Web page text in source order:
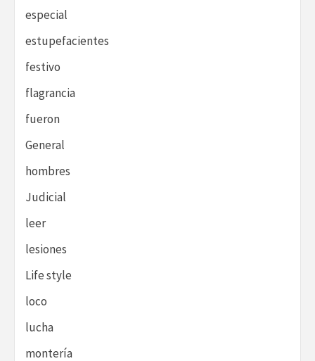
especial
estupefacientes
festivo
flagrancia
fueron
General
hombres
Judicial
leer
lesiones
Life style
loco
lucha
montería